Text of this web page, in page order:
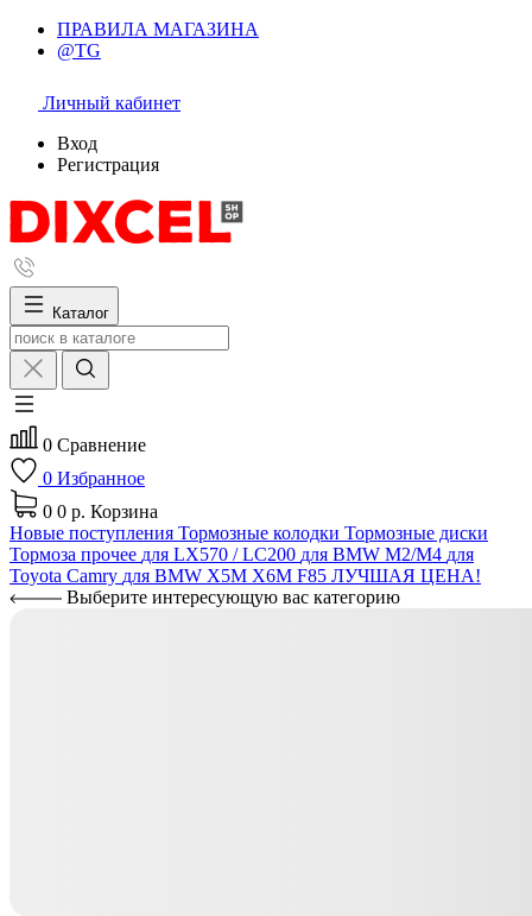
ПРАВИЛА МАГАЗИНА
@TG
Личный кабинет
Вход
Регистрация
Каталог
0 Сравнение
0 Избранное
0 0 р. Корзина
Новые поступления Тормозные колодки Тормозные диски
Тормоза прочее для LX570 / LC200 для BMW M2/M4 для
Toyota Camry для BMW X5M X6M F85 ЛУЧШАЯ ЦЕНА!
Выберите интересующую вас категорию